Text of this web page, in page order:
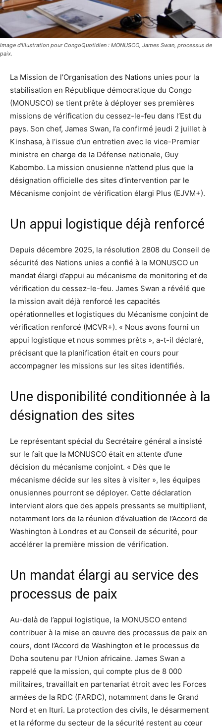
Image d'illustration pour CongoQuotidien : MONUSCO, James Swan, processus de
paix.
La Mission de l’Organisation des Nations unies pour la
stabilisation en République démocratique du Congo
(MONUSCO) se tient prête à déployer ses premières
missions de vérification du cessez-le-feu dans l’Est du
pays. Son chef, James Swan, l’a confirmé jeudi 2 juillet à
Kinshasa, à l’issue d’un entretien avec le vice-Premier
ministre en charge de la Défense nationale, Guy
Kabombo. La mission onusienne n’attend plus que la
désignation officielle des sites d’intervention par le
Mécanisme conjoint de vérification élargi Plus (EJVM+).
Un appui logistique déjà renforcé
Depuis décembre 2025, la résolution 2808 du Conseil de
sécurité des Nations unies a confié à la MONUSCO un
mandat élargi d’appui au mécanisme de monitoring et de
vérification du cessez-le-feu. James Swan a révélé que
la mission avait déjà renforcé les capacités
opérationnelles et logistiques du Mécanisme conjoint de
vérification renforcé (MCVR+). « Nous avons fourni un
appui logistique et nous sommes prêts », a-t-il déclaré,
précisant que la planification était en cours pour
accompagner les missions sur les sites identifiés.
Une disponibilité conditionnée à la
désignation des sites
Le représentant spécial du Secrétaire général a insisté
sur le fait que la MONUSCO était en attente d’une
décision du mécanisme conjoint. « Dès que le
mécanisme décide sur les sites à visiter », les équipes
onusiennes pourront se déployer. Cette déclaration
intervient alors que des appels pressants se multiplient,
notamment lors de la réunion d’évaluation de l’Accord de
Washington à Londres et au Conseil de sécurité, pour
accélérer la première mission de vérification.
Un mandat élargi au service des
processus de paix
Au-delà de l’appui logistique, la MONUSCO entend
contribuer à la mise en œuvre des processus de paix en
cours, dont l’Accord de Washington et le processus de
Doha soutenu par l’Union africaine. James Swan a
rappelé que la mission, qui compte plus de 8 000
militaires, travaillait en partenariat étroit avec les Forces
armées de la RDC (FARDC), notamment dans le Grand
Nord et en Ituri. La protection des civils, le désarmement
et la réforme du secteur de la sécurité restent au cœur